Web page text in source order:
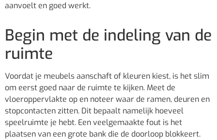
aanvoelt en goed werkt.
Begin met de indeling van de
ruimte
Voordat je meubels aanschaft of kleuren kiest, is het slim
om eerst goed naar de ruimte te kijken. Meet de
vloeroppervlakte op en noteer waar de ramen, deuren en
stopcontacten zitten. Dit bepaalt namelijk hoeveel
speelruimte je hebt. Een veelgemaakte fout is het
plaatsen van een grote bank die de doorloop blokkeert.